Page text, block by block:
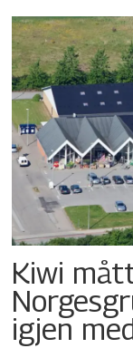
Kiwi
igjen